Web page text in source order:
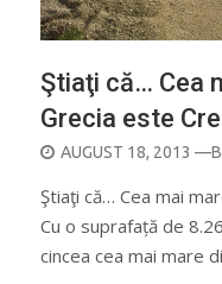
Ştiaţi că… Cea
Grecia este
POSTED
AUGUST 18, 2013
Ştiaţi că… Cea mai
Cu o suprafață de
cincea cea mai mare